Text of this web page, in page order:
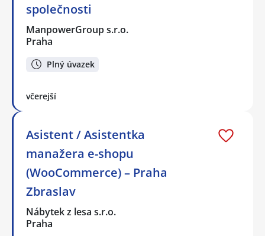
společnosti
ManpowerGroup s.r.o.
Praha
Plný úvazek
včerejší
Asistent / Asistentka
manažera e-shopu
(WooCommerce) – Praha
Zbraslav
Nábytek z lesa s.r.o.
Praha